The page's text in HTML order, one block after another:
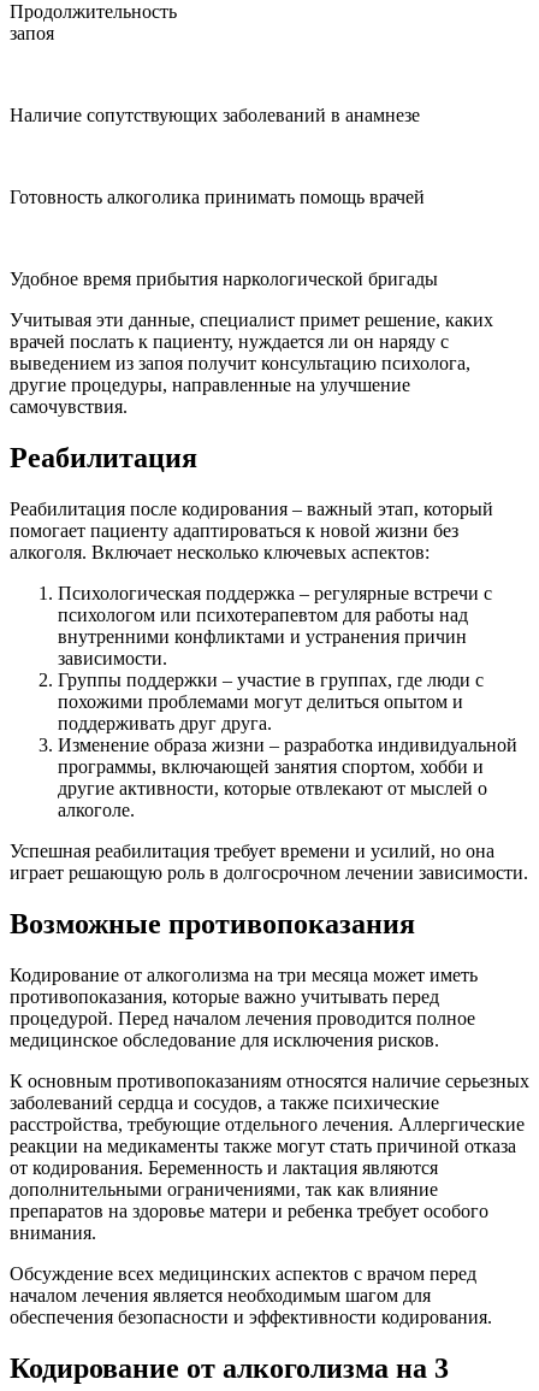
Продолжительность
запоя
Наличие сопутствующих заболеваний в анамнезе
Готовность алкоголика принимать помощь врачей
Удобное время прибытия наркологической бригады
Учитывая эти данные, специалист примет решение, каких
врачей послать к пациенту, нуждается ли он наряду с
выведением из запоя получит консультацию психолога,
другие процедуры, направленные на улучшение
самочувствия.
Реабилитация
Реабилитация после кодирования – важный этап, который
помогает пациенту адаптироваться к новой жизни без
алкоголя. Включает несколько ключевых аспектов:
Психологическая поддержка – регулярные встречи с
психологом или психотерапевтом для работы над
внутренними конфликтами и устранения причин
зависимости.
Группы поддержки – участие в группах, где люди с
похожими проблемами могут делиться опытом и
поддерживать друг друга.
Изменение образа жизни – разработка индивидуальной
программы, включающей занятия спортом, хобби и
другие активности, которые отвлекают от мыслей о
алкоголе.
Успешная реабилитация требует времени и усилий, но она
играет решающую роль в долгосрочном лечении зависимости.
Возможные противопоказания
Кодирование от алкоголизма на три месяца может иметь
противопоказания, которые важно учитывать перед
процедурой. Перед началом лечения проводится полное
медицинское обследование для исключения рисков.
К основным противопоказаниям относятся наличие серьезных
заболеваний сердца и сосудов, а также психические
расстройства, требующие отдельного лечения. Аллергические
реакции на медикаменты также могут стать причиной отказа
от кодирования. Беременность и лактация являются
дополнительными ограничениями, так как влияние
препаратов на здоровье матери и ребенка требует особого
внимания.
Обсуждение всех медицинских аспектов с врачом перед
началом лечения является необходимым шагом для
обеспечения безопасности и эффективности кодирования.
Кодирование от алкоголизма на 3